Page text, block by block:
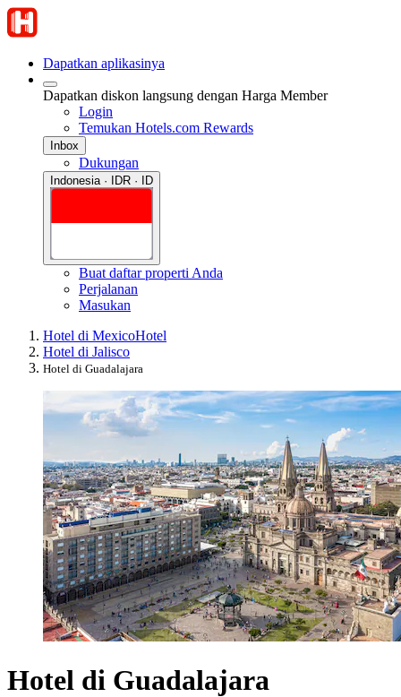
Dapatkan aplikasinya
Dapatkan diskon langsung dengan Harga Member
Login
Temukan Hotels.com Rewards
Inbox
Dukungan
Indonesia · IDR · ID
Buat daftar properti Anda
Perjalanan
Masukan
Hotel di MexicoHotel
Hotel di Jalisco
Hotel di Guadalajara
Hotel di Guadalajara